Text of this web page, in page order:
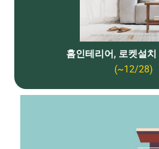
홈인테리어, 로켓설
(~12/28)